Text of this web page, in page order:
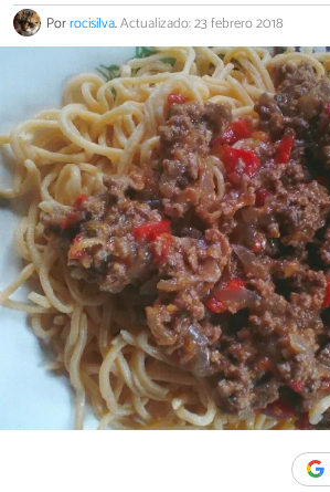
Porrocisilva.Actualizado: 23 febrero 2018